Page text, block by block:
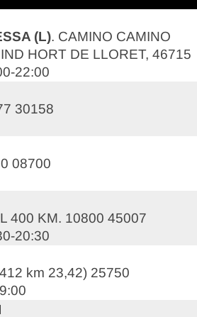
(L). CAMINO CAMINO
HORT DE LLORET, 46715
22:00
30158
08700
400 KM. 10800 45007
20:30
km 23,42) 25750